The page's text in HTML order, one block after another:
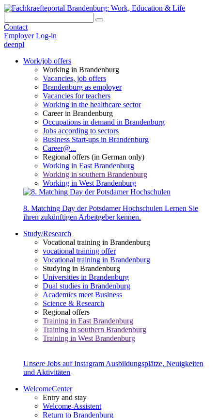
Contact
Employer Log-in
deenpl
Work/job offers
Working in Brandenburg
Vacancies, job offers
Brandenburg as employer
Vacancies for teachers
Working in the healthcare sector
Career in Brandenburg
Occupations in demand in Brandenburg
Jobs according to sectors
Business Start-ups in Brandenburg
Career@...
Regional offers (in German only)
Working in East Brandenburg
Working in southern Brandenburg
Working in West Brandenburg
8. Matching Day der Potsdamer Hochschulen Lernen Sie
ihren zukünftigen Arbeitgeber kennen.
Study/Research
Vocational training in Brandenburg
vocational training offer
Vocational training in Brandenburg
Studying in Brandenburg
Universities in Brandenburg
Dual studies in Brandenburg
Academics meet Business
Science & Research
Regional offers
Training in East Brandenburg
Training in southern Brandenburg
Training in West Brandenburg
Unsere Jobs auf Instagram Ausbildungsplätze, Neuigkeiten
und Aktivitäten
WelcomeCenter
Entry and stay
Welcome-Assistent
Return to Brandenburg